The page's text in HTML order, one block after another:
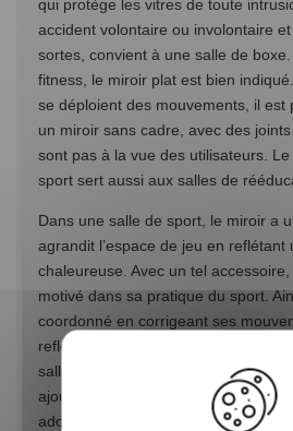
qui protège les vitres de toute
accident volontaire ou involontaire
sortes, convient à une salle de
fitness, le miroir plat est bien
se déploient des mouvements, il est
un miroir sans cadre, avec des
sont pas à la vue des utilisateurs.
sport sert aussi aux salles de
Dans une salle de sport, le miroir a
agrandit l’espace de jeu en reflétant
chaleureuse. Avec un tel accessoire,
motivé dans sa pratique du sport.
coordonné en corrigeant ses
reflet. La surface du miroir brille et
salle. Sa texture contemporaine
ajouté à une image de propreté.
adossée à un film de sécurité, est de